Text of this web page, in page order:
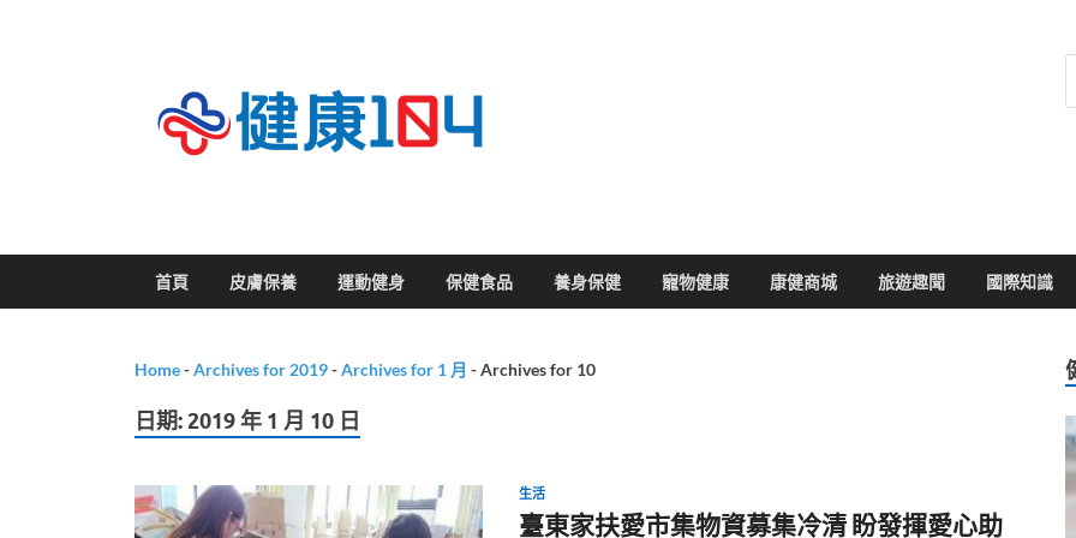
首頁 皮膚保養 運動健身 保健食品 養身保健 寵物健康 康健商城 旅遊趣聞 國際知識
Home-Archives for 2019-Archives for 1 月 -Archives for 10
日期:2019 年 1 月 10 日
生活
臺東家扶愛市集物資募集冷清 盼發揮愛心助